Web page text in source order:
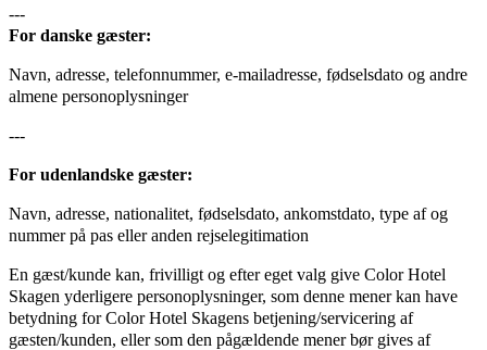
---
For danske gæster:
Navn, adresse, telefonnummer, e-mailadresse, fødselsdato og andre
almene personoplysninger
---
For udenlandske gæster:
Navn, adresse, nationalitet, fødselsdato, ankomstdato, type af og
nummer på pas eller anden rejselegitimation
En gæst/kunde kan, frivilligt og efter eget valg give Color Hotel
Skagen yderligere personoplysninger, som denne mener kan have
betydning for Color Hotel Skagens betjening/servicering af
gæsten/kunden, eller som den pågældende mener bør gives af